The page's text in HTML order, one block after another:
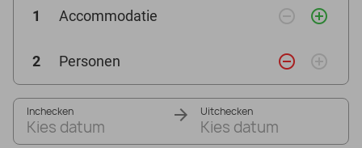
1 Accommodatie remove_circle_outline add_circle_outline
2 Personen remove_circle_outline add_circle_outline
Inchecken
Kies datum
Uitchecken
Kies datum